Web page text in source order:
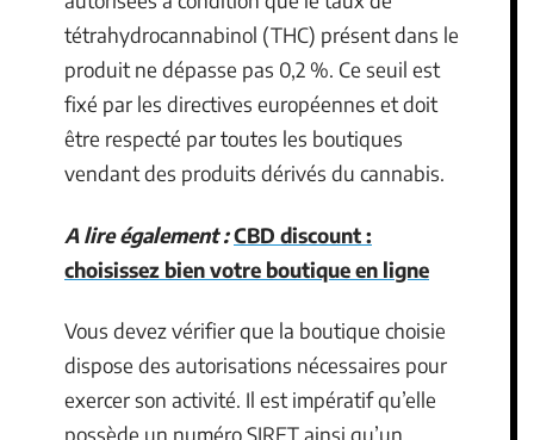
tétrahydrocannabinol (THC) présent dans le
produit ne dépasse pas 0,2 %. Ce seuil est
fixé par les directives européennes et doit
être respecté par toutes les boutiques
vendant des produits dérivés du cannabis.
A lire également :CBD discount :
choisissez bien votre boutique en ligne
Vous devez vérifier que la boutique choisie
dispose des autorisations nécessaires pour
exercer son activité. Il est impératif qu’elle
possède un numéro SIRET ainsi qu’un